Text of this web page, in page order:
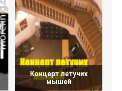
Концерт летучих
мышей